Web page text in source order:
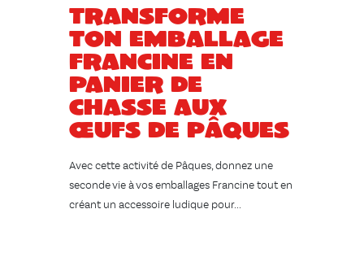
Transforme
ton emballage
Francine en
panier de
chasse aux
œufs de Pâques
Avec cette activité de Pâques, donnez une
seconde vie à vos emballages Francine tout en
créant un accessoire ludique pour...